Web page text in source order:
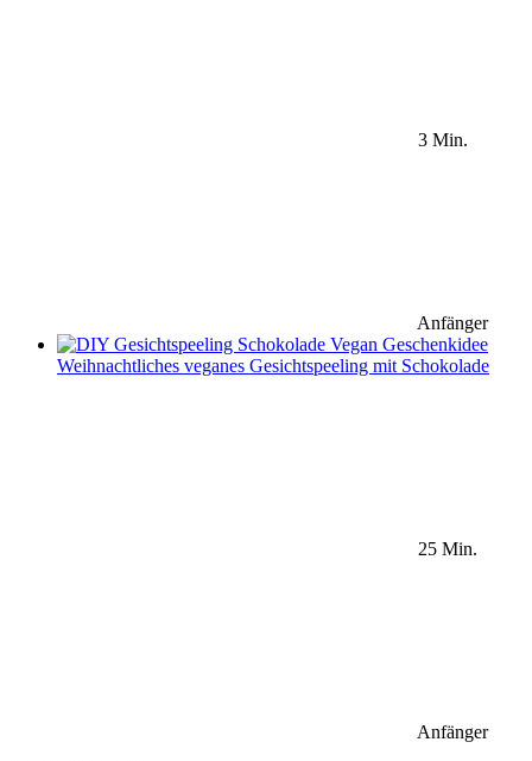
3 Min.
Anfänger
Weihnachtliches veganes Gesichtspeeling mit Schokolade
25 Min.
Anfänger